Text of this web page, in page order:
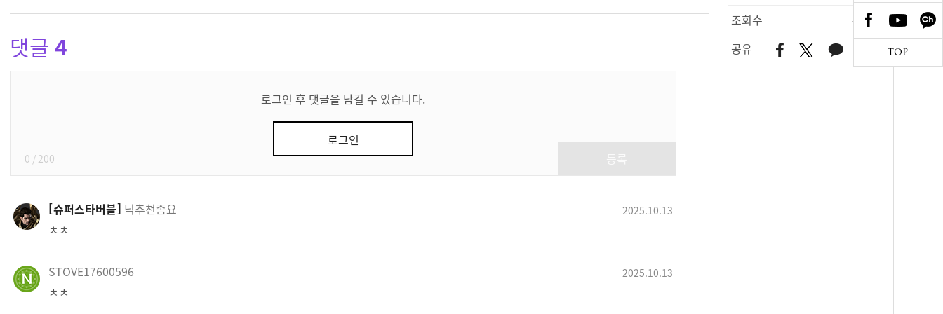
조회수
492
공유
댓글 4
로그인 후 댓글을 남길 수 있습니다.
로그인
0 / 200
슈퍼스타버블 닉추천좀요 2025.10.13
ㅊㅊ
STOVE17600596 2025.10.13
ㅊㅊ
TOP